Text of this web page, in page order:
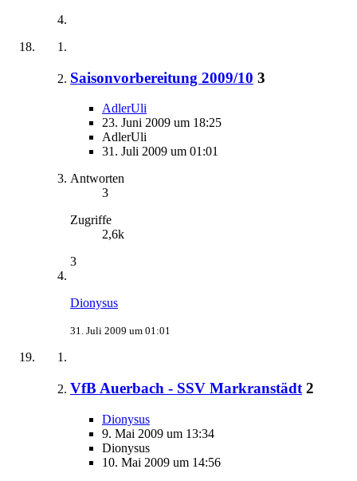
Saisonvorbereitung 2009/10 3
AdlerUli
23. Juni 2009 um 18:25
AdlerUli
31. Juli 2009 um 01:01
Antworten
3
Zugriffe
2,6k
3
Dionysus
31. Juli 2009 um 01:01
VfB Auerbach - SSV Markranstädt 2
Dionysus
9. Mai 2009 um 13:34
Dionysus
10. Mai 2009 um 14:56